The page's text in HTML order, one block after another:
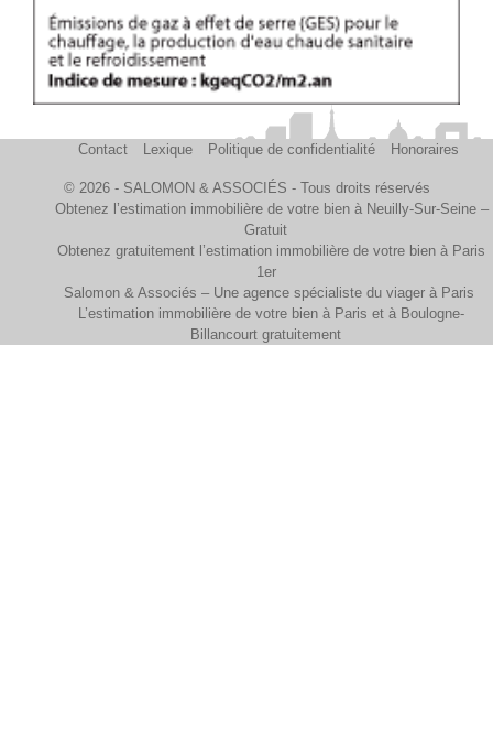
Contact Lexique Politique de confidentialité Honoraires
© 2026 - SALOMON & ASSOCIÉS - Tous droits réservés
Obtenez l’estimation immobilière de votre bien à Neuilly-Sur-Seine –
Gratuit
Obtenez gratuitement l’estimation immobilière de votre bien à Paris
1er
Salomon & Associés – Une agence spécialiste du viager à Paris
L’estimation immobilière de votre bien à Paris et à Boulogne-
Billancourt gratuitement